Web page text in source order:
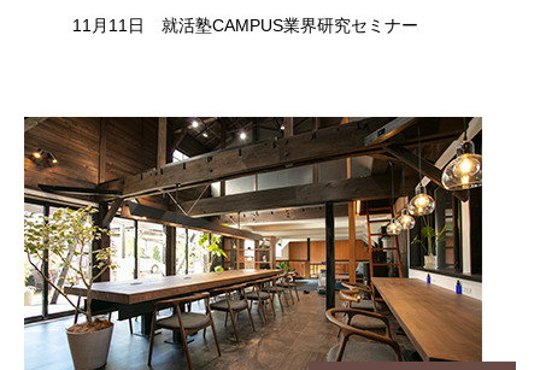
11月11日 就活塾CAMPUS業界研究セミナー